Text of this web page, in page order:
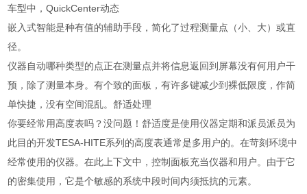
车型中，QuickCenter动态
嵌入式智能是种有值的辅助手段，简化了过程测量点（小、大）或直
径。
仪器自动哪种类型的点正在测量点并将信息返回到屏幕没有何用户干
预，除了测量本身。有个致的面板，有许多键减少到裸低限度，作简
单快捷，没有空间混乱。舒适处理
你要经常用高度表吗？没问题！舒适度是使用仪器定期和派员派员为
此目的开发TESA-HITE系列的高度表通常是多用户的。在苛刻环境中
经常使用的仪器。在此上下文中，控制面板充当仪器和用户。由于它
的密集使用，它是个敏感的系统中段时间内须抵抗的元素。